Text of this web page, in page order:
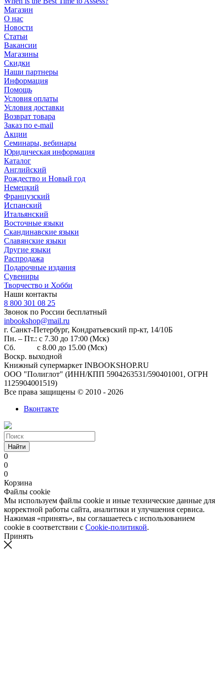
Магазин
О нас
Новости
Статьи
Вакансии
Магазины
Скидки
Наши партнеры
Информация
Помощь
Условия оплаты
Условия доставки
Возврат товара
Заказ по e-mail
Акции
Семинары, вебинары
Юридическая информация
Каталог
Английский
Рождество и Новый год
Немецкий
Французский
Испанский
Итальянский
Восточные языки
Скандинавские языки
Славянские языки
Другие языки
Распродажа
Подарочные издания
Сувениры
Творчество и Хобби
Наши контакты
8 800 301 08 25
Звонок по России бесплатный
inbookshop@mail.ru
г. Санкт-Петербург, Кондратьевский пр-кт, 14/10Б
Пн. – Пт.: с 7.30 до 17:00 (Мск)
Сб. с 8.00 до 15.00 (Мск)
Воскр. выходной
Книжный супермаркет INBOOKSHOP.RU
ООО "Полиглот" (ИНН/КПП 5904263531/590401001, ОГРН
1125904001519)
Все права защищены © 2010 - 2026
Вконтакте
Найти
0
0
0
Корзина
Файлы cookie
Мы используем файлы cookie и иные технические данные для
корректной работы сайта, аналитики и улучшения сервиса.
Нажимая «принять», вы соглашаетесь с использованием
cookie в соответствии с Cookie-политикой.
Принять